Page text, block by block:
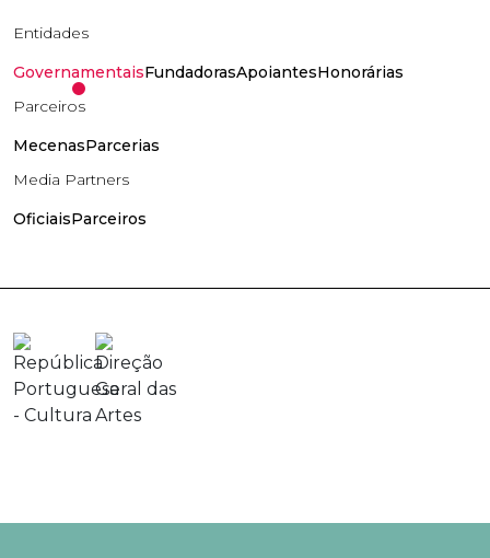
Entidades
GovernamentaisFundadorasApoiantesHonorárias
Parceiros
MecenasParcerias
Media Partners
OficiaisParceiros